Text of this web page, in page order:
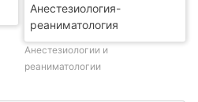
Анестезиология-
реаниматология
Анестезиологии и
реаниматологии